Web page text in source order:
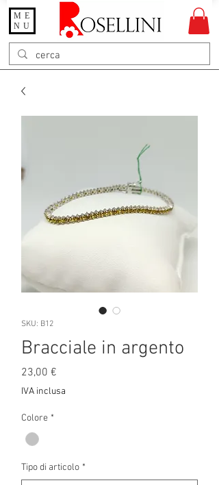
Gioielleria Rosellini
Rosellini online
ME
NU
SKU: B12
Bracciale in argento
23,00 €
IVA inclusa
Colore *
Tipo di articolo *